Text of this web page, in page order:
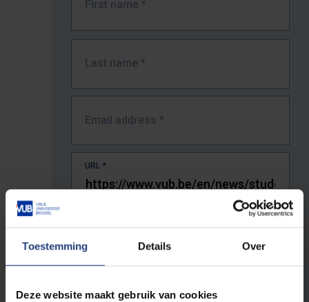
Toestemming Details Over
Deze website maakt gebruik van cookies
First name *
Last name *
Email address *
URL *
The full URL of the page where you encountered the error.